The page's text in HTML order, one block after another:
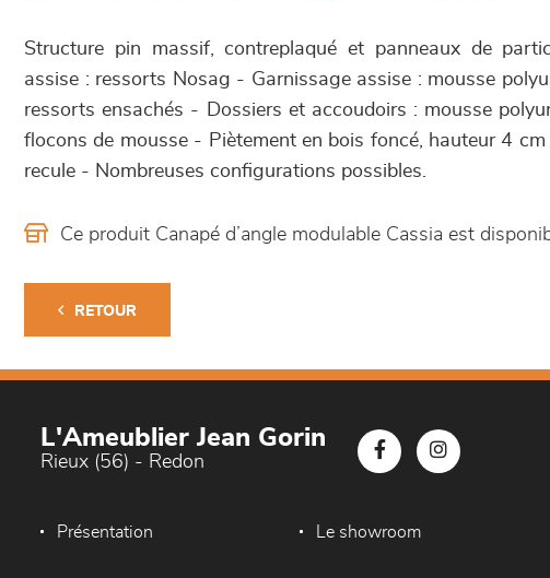
Structure pin massif, contreplaqué et panneaux de
assise : ressorts Nosag - Garnissage assise : mousse
ressorts ensachés - Dossiers et accoudoirs : mousse
flocons de mousse - Piètement en bois foncé, hauteur 4
recule - Nombreuses configurations possibles.
Ce produit Canapé d’angle modulable Cassia est
RETOUR
L'Ameublier Jean Gorin
Rieux (56) - Redon
Présentation Le showroom